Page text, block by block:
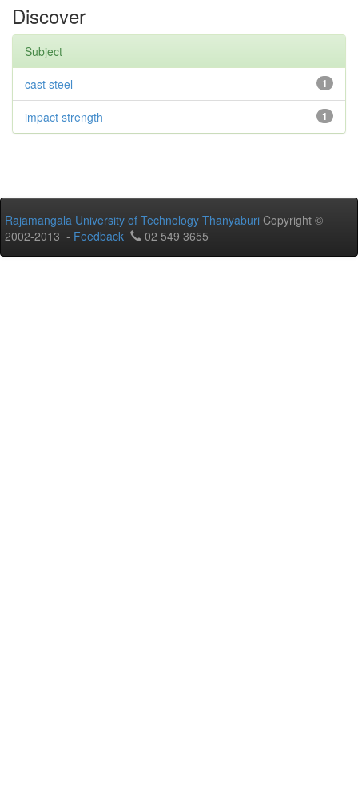
Discover
Subject
1
cast steel
1
impact strength
Rajamangala University of Technology Thanyaburi Copyright ©
2002-2013 - Feedback 02 549 3655